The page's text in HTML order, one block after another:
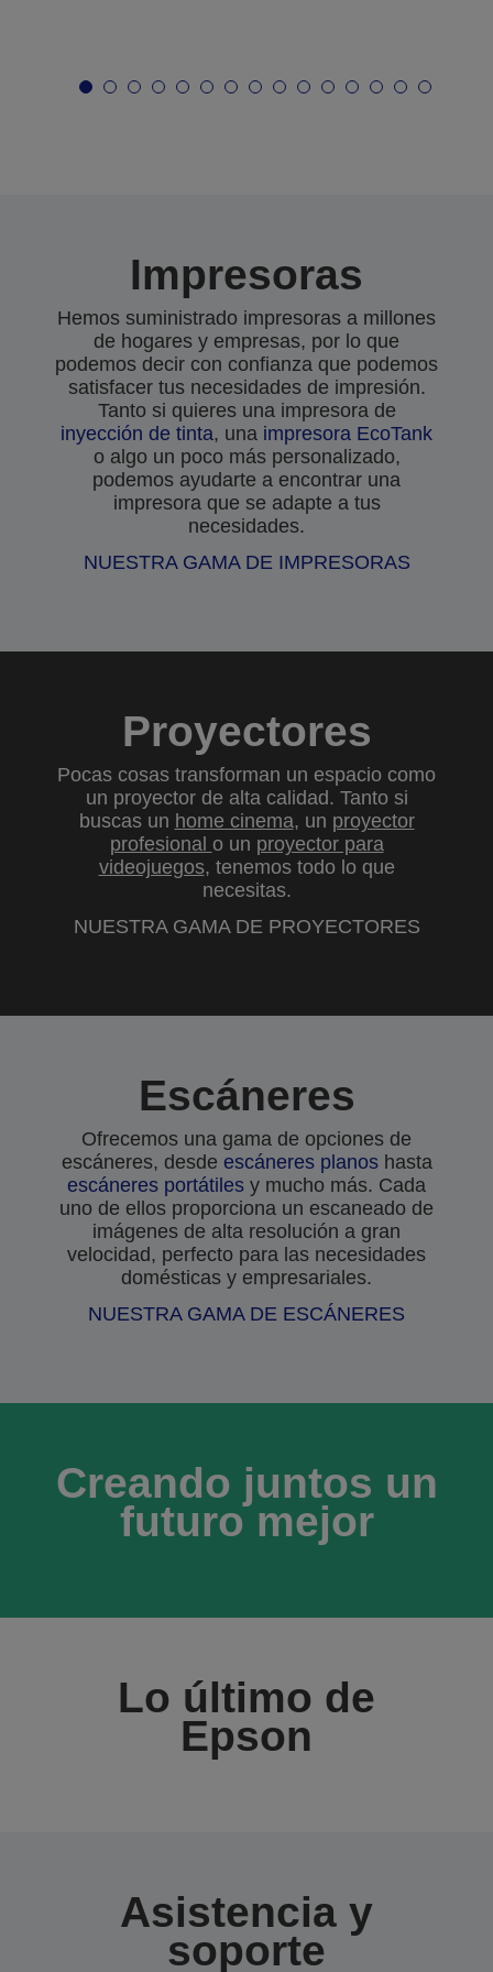
Impresoras
Hemos suministrado impresoras a millones
de hogares y empresas, por lo que
podemos decir con confianza que podemos
satisfacer tus necesidades de impresión.
Tanto si quieres una impresora de
inyección de tinta, una impresora EcoTank
o algo un poco más personalizado,
podemos ayudarte a encontrar una
impresora que se adapte a tus
necesidades.
NUESTRA GAMA DE IMPRESORAS
Proyectores
Pocas cosas transforman un espacio como
un proyector de alta calidad. Tanto si
buscas un home cinema, un proyector
profesional o un proyector para
videojuegos, tenemos todo lo que
necesitas.
NUESTRA GAMA DE PROYECTORES
Escáneres
Ofrecemos una gama de opciones de
escáneres, desde escáneres planoshasta
escáneres portátiles y mucho más. Cada
uno de ellos proporciona un escaneado de
imágenes de alta resolución a gran
velocidad, perfecto para las necesidades
domésticas y empresariales.
NUESTRA GAMA DE ESCÁNERES
Creando juntos un
futuro mejor
Lo último de
Epson
Asistencia y
soporte